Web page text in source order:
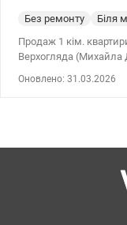
Без ремонту Біля
Продаж 1 кім.
Верхогляда (Михайла
будинку та нова
магазини, салони
школи. - Спортивні
Анастасія
Оновлено: 31.03.2026